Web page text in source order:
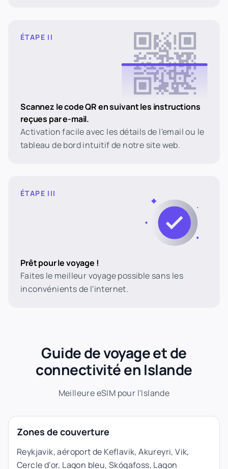
ÉTAPE II
Scannez le code QR en suivant les instructions
reçues par e-mail.
Activation facile avec les détails de l'email ou le
tableau de bord intuitif de notre site web.
ÉTAPE III
Prêt pour le voyage !
Faites le meilleur voyage possible sans les
inconvénients de l'internet.
Guide de voyage et de
connectivité en Islande
Meilleure eSIM pour l'Islande
Zones de couverture
Reykjavik, aéroport de Keflavik, Akureyri, Vik,
Cercle d’or, Lagon bleu, Skógafoss, Lagon